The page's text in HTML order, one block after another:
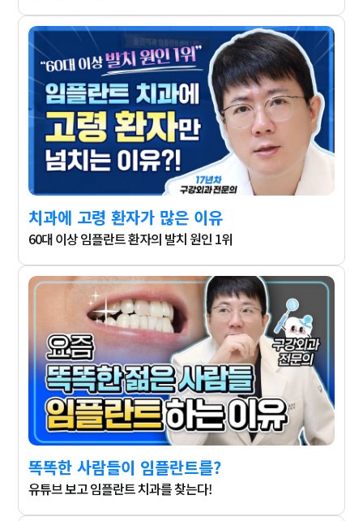
치과에 고령 환자가 많은 이유
60대 이상 임플란트 환자의 발치 원인 1위
똑똑한 사람들이 임플란트를?
유튜브 보고 임플란트 치과를 찾는다!